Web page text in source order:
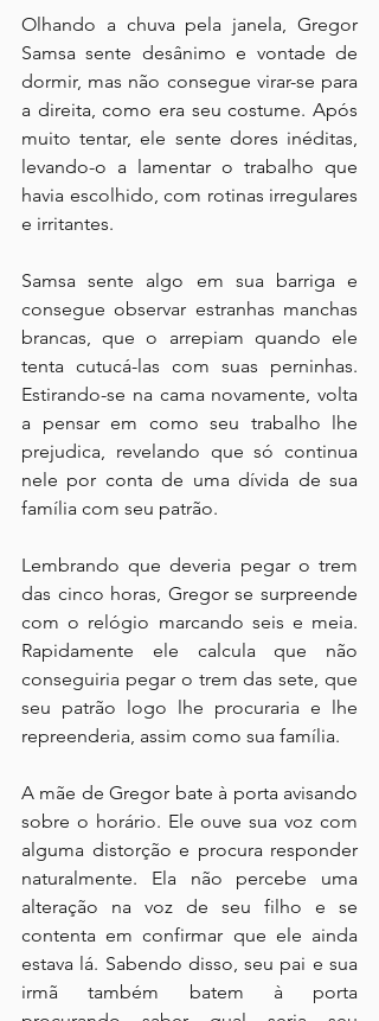
Olhando a chuva pela janela, Gregor
Samsa sente desânimo e vontade de
dormir, mas não consegue virar-se para
a direita, como era seu costume. Após
muito tentar, ele sente dores inéditas,
levando-o a lamentar o trabalho que
havia escolhido, com rotinas irregulares
e irritantes.
Samsa sente algo em sua barriga e
consegue observar estranhas manchas
brancas, que o arrepiam quando ele
tenta cutucá-las com suas perninhas.
Estirando-se na cama novamente, volta
a pensar em como seu trabalho lhe
prejudica, revelando que só continua
nele por conta de uma dívida de sua
família com seu patrão.
Lembrando que deveria pegar o trem
das cinco horas, Gregor se surpreende
com o relógio marcando seis e meia.
Rapidamente ele calcula que não
conseguiria pegar o trem das sete, que
seu patrão logo lhe procuraria e lhe
repreenderia, assim como sua família.
A mãe de Gregor bate à porta avisando
sobre o horário. Ele ouve sua voz com
alguma distorção e procura responder
naturalmente. Ela não percebe uma
alteração na voz de seu filho e se
contenta em confirmar que ele ainda
estava lá. Sabendo disso, seu pai e sua
irmã também batem à porta